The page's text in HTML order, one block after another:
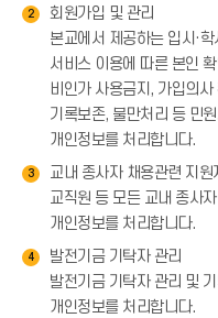
2
회원가입 및 관리
본교에서 제공하는 입시·학
서비스 이용에 따른 본인
비인가 사용금지, 가입의
기록보존, 불만처리 등 민
개인정보를 처리합니다.
3
교내 종사자 채용관련 지원
교직원 등 모든 교내 종사
개인정보를 처리합니다.
4
발전기금 기탁자 관리
발전기금 기탁자 관리 및
개인정보를 처리합니다.